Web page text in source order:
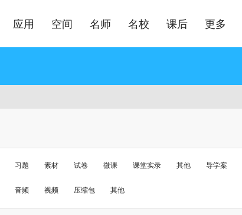
应用 空间 名师 名校 课后 更多
习题 素材 试卷 微课 课堂实录 其他 导学案
音频 视频 压缩包 其他